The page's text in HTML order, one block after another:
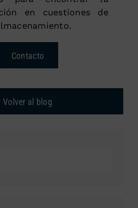
en cuestiones de
Contacto
Volver al blog